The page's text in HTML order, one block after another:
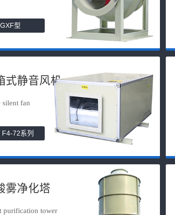
型
式静音风机
silent fan
F4-72系列
雾净化塔
purification tower